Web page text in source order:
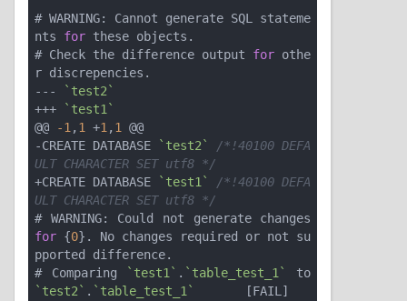
# WARNING: Cannot generate SQL stateme
nts for these objects.
# Check the difference output for othe
r discrepencies.
---
`test2`
+++
`test1`
@@
-1, 1 +1, 1 @@
-CREATE DATABASE
`test2`
/*!40100 DEFA
ULT CHARACTER SET utf8 */
+CREATE DATABASE
`test1`
/*!40100 DEFA
ULT CHARACTER SET utf8 */
for {0}. No changes required or not su
pported difference.
# Comparing
`test1` . `table_test_1`
`test2` . `table_test_1`
       [FAIL]